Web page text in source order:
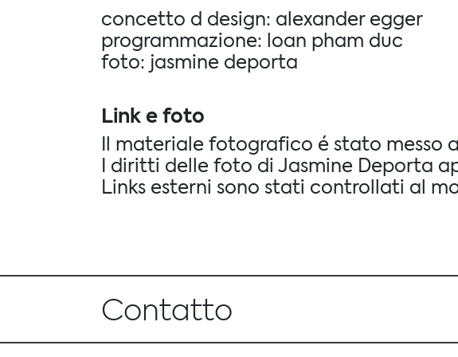
concetto d design: alexander egger
programmazione: loan pham duc
foto: jasmine deporta
Link e foto
Il materiale fotografico é stato messo
I diritti delle foto di Jasmine Deporta
Links esterni sono stati controllati al
Contatto